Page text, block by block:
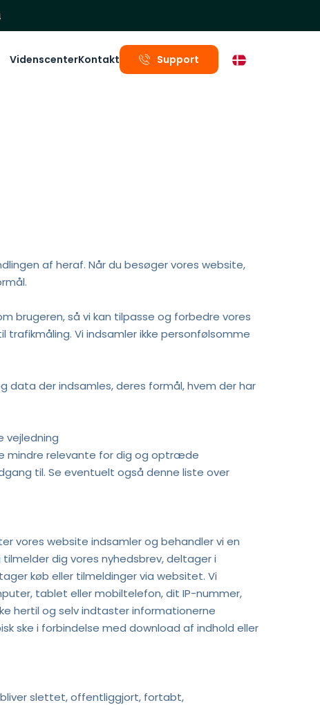
VidenscenterKontakt Support
af heraf. Når du besøger vores website,
brugeren, så vi kan tilpasse og forbedre vores
Vi indsamler ikke personfølsomme
data der indsamles, deres formål, hvem der har
vejledning
mindre relevante for dig og optræde
til. Se eventuelt også denne liste over
vores website indsamler og behandler vi en
dig vores nyhedsbrev, deltager i
køb eller tilmeldinger via websitet. Vi
tablet eller mobiltelefon, dit IP-nummer,
hertil og selv indtaster informationerne
ske i forbindelse med download af indhold eller
slettet, offentliggjort, fortabt,